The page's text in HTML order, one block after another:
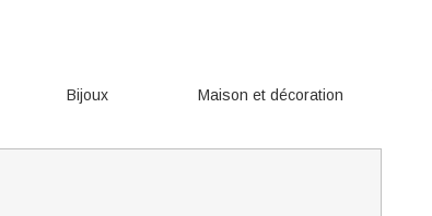
Bijoux Maison et décoration